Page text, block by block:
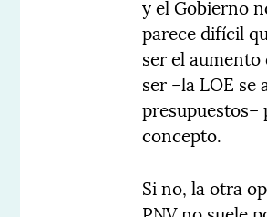
y el Gobierno
parece difícil
ser el
ser –la LOE se
presupuestos–
concepto.
Si no, la otra